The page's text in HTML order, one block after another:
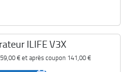
ILIFE V3X
€et après coupon 141,00 €